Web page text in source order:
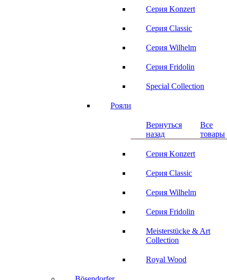
Серия Konzert
Серия Classic
Серия Wilhelm
Серия Fridolin
Special Collection
Рояли
Вернуться
назад
Все
товары
Серия Konzert
Серия Classic
Серия Wilhelm
Серия Fridolin
Meisterstücke & Art
Collection
Royal Wood